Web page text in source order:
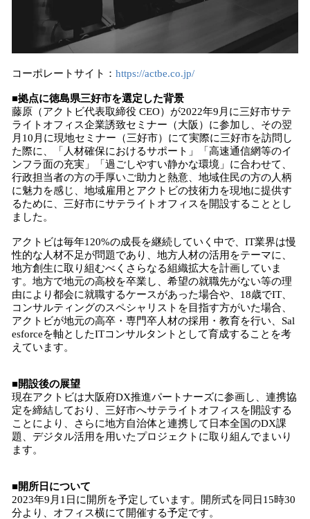
コーポレートサイト： https://actbe.co.jp/
■拠点に徳島県三好市を選定した背景
藤原（アクトビ代表取締役 CEO）が2022年9月に三好市サテ
ライトオフィス企業誘致セミナー（大阪）に参加し、その翌
月10月に現地セミナー（三好市）にて実際に三好市を訪問し
た際に、「人材確保におけるサポート」「高速通信網等のイ
ンフラ面の充実」「過ごしやすい静かな環境」に合わせて、
行政担当者の方の手厚いご助力と熱意、地域住民の方の人柄
に魅力を感じ、地域雇用とアクトビの技術力を現地に提供す
るために、三好市にサテライトオフィスを開設することとし
ました。
アクトビは毎年120%の成長を継続していく中で、IT業界は慢
性的な人材不足が問題であり、地方人材の活用をテーマに、
地方創生に取り組むべくさらなる組織拡大を計画していま
す。地方で地元の高校を卒業し、希望の就職先がない等の理
由により都会に就職するケースがあった場合や、18歳でIT、
コンサルティングのスペシャリストを目指す方がいた場合、
アクトビが地元の高卒・専門卒人材の採用・教育を行い、Sal
esforceを軸としたITコンサルタントとして育成することを考
えています。
■開設後の展望
現在アクトビは大阪府DX推進パートナーズに参画し、連携協
定を締結しており、三好市へサテライトオフィスを開設する
ことにより、さらに地方自治体と連携して日本全国のDX課
題、デジタル活用を用いたプロジェクトに取り組んでまいり
ます。
■開所日について
2023年9月1日に開所を予定しています。開所式を同日15時30
分より、オフィス横にて開催する予定です。